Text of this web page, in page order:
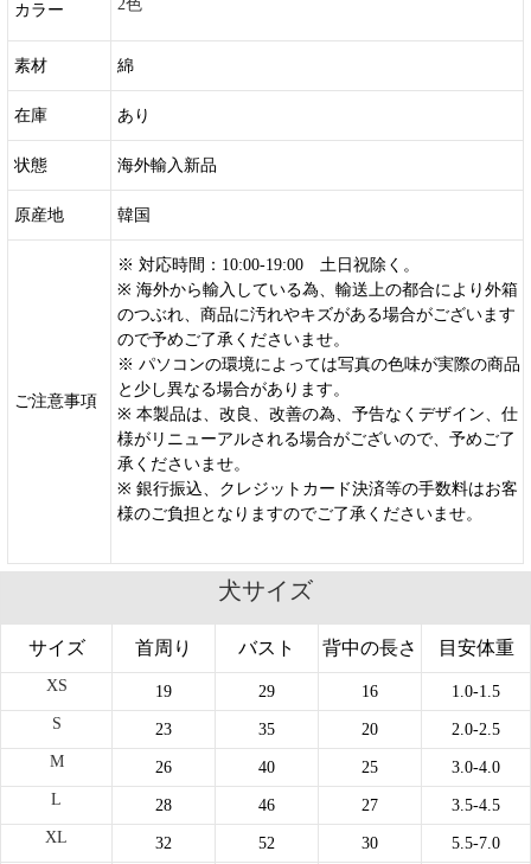
カラー 2色
素材 綿
在庫 あり
状態 海外輸入新品
原産地 韓国
ご注意事項
※ 対応時間：10:00-19:00 土日祝除く。
※ 海外から輸入している為、輸送上の都合により外箱
のつぶれ、商品に汚れやキズがある場合がございます
ので予めご了承くださいませ。
※ パソコンの環境によっては写真の色味が実際の商品
と少し異なる場合があります。
※ 本製品は、改良、改善の為、予告なくデザイン、仕
様がリニューアルされる場合がございので、予めご了
承くださいませ。
※ 銀行振込、クレジットカード決済等の手数料はお客
様のご負担となりますのでご了承くださいませ。
犬サイズ
サイズ 首周り バスト 背中の長さ 目安体重
XS 19 29 16
1.0-1.5
S
23 35 20
2.0-2.5
M
26 40 25
3.0-4.0
L
28 46 27
3.5-4.5
XL
32 52 30
5.5-7.0